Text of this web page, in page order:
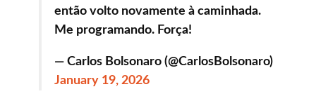
então volto novamente à caminhada.
Me programando. Força!
— Carlos Bolsonaro (@CarlosBolsonaro)
January 19, 2026